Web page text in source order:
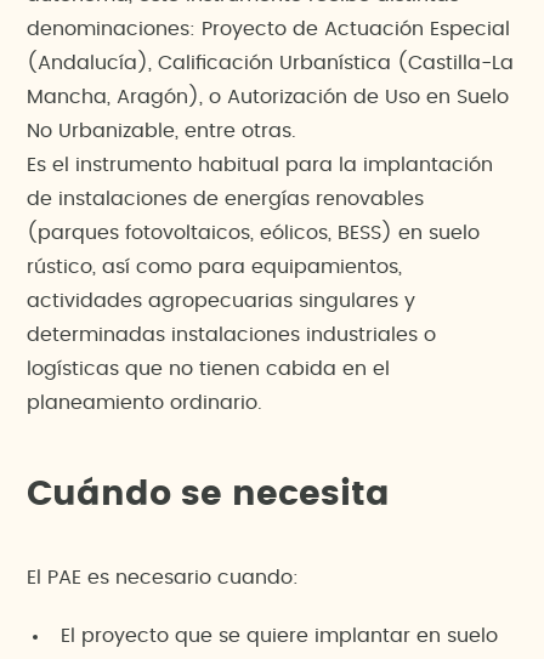
denominaciones: Proyecto de Actuación Especial
(Andalucía), Calificación Urbanística (Castilla-La
Mancha, Aragón), o Autorización de Uso en Suelo
No Urbanizable, entre otras.
Es el instrumento habitual para la implantación
de instalaciones de energías renovables
(parques fotovoltaicos, eólicos, BESS) en suelo
rústico, así como para equipamientos,
actividades agropecuarias singulares y
determinadas instalaciones industriales o
logísticas que no tienen cabida en el
planeamiento ordinario.
Cuándo se necesita
El PAE es necesario cuando:
El proyecto que se quiere implantar en suelo